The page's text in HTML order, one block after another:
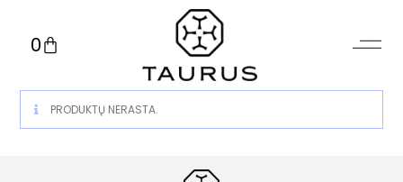
0
PRODUKTŲ NERASTA.